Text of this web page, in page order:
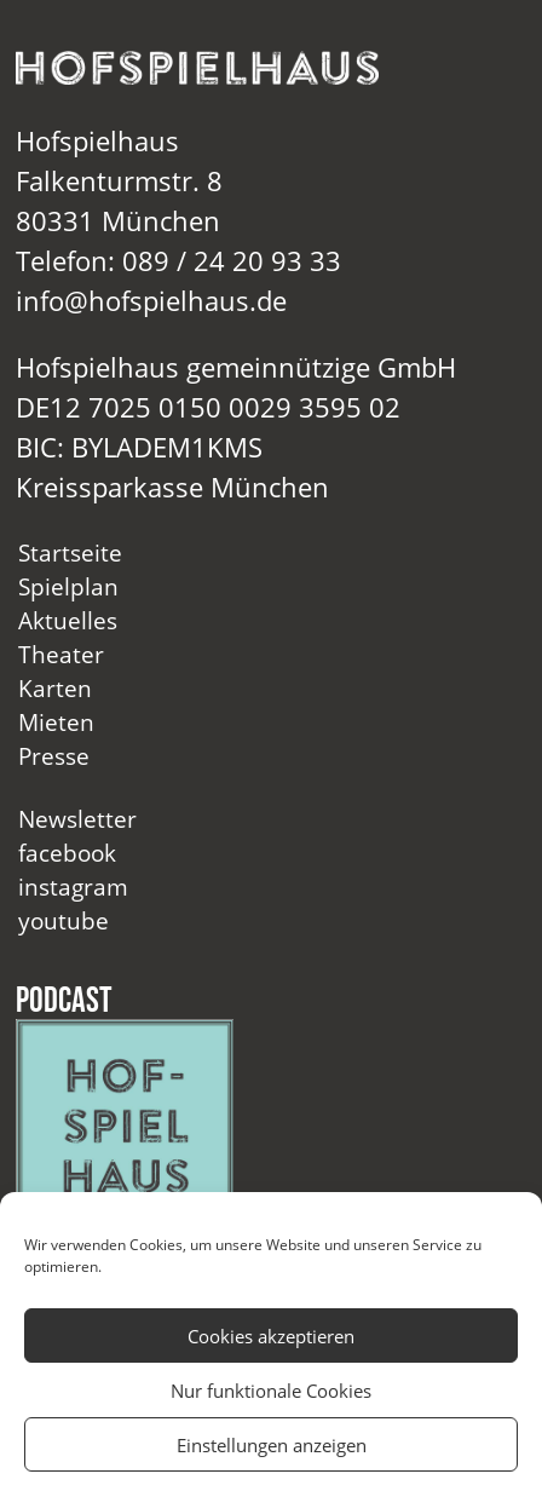
Wir verwenden Cookies, um unsere Website und unseren Service zu
optimieren.
Cookies akzeptieren
Nur funktionale Cookies
Einstellungen anzeigen
Hofspielhaus
Falkenturmstr. 8
80331 München
Telefon: 089 / 24 20 93 33
info@hofspielhaus.de
Hofspielhaus gemeinnützige GmbH
DE12 7025 0150 0029 3595 02
BIC: BYLADEM1KMS
Kreissparkasse München
Startseite
Spielplan
Aktuelles
Theater
Karten
Mieten
Presse
Newsletter
facebook
instagram
youtube
Podcast
Kontakt Newsletter Datenschutzerklärung Impressum
Cookie-Richtlinie (EU) Technische Betreuung